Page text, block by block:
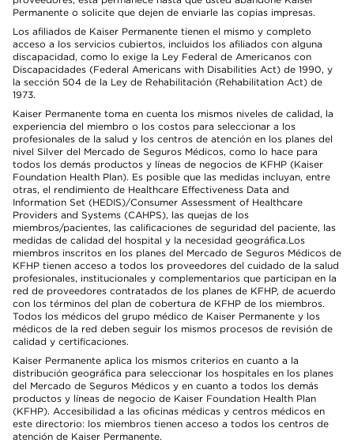
Permanente o solicite que dejen de enviarle las copias impresas.
Los afiliados de Kaiser Permanente tienen el mismo y completo
acceso a los servicios cubiertos, incluidos los afiliados con alguna
discapacidad, como lo exige la Ley Federal de Americanos con
Discapacidades (Federal Americans with Disabilities Act) de 1990, y
la sección 504 de la Ley de Rehabilitación (Rehabilitation Act) de
1973.
Kaiser Permanente toma en cuenta los mismos niveles de calidad, la
experiencia del miembro o los costos para seleccionar a los
profesionales de la salud y los centros de atención en los planes del
nivel Silver del Mercado de Seguros Médicos, como lo hace para
todos los demás productos y líneas de negocios de KFHP (Kaiser
Foundation Health Plan). Es posible que las medidas incluyan, entre
otras, el rendimiento de Healthcare Effectiveness Data and
Information Set (HEDIS)/Consumer Assessment of Healthcare
Providers and Systems (CAHPS), las quejas de los
miembros/pacientes, las calificaciones de seguridad del paciente, las
medidas de calidad del hospital y la necesidad geográfica.Los
miembros inscritos en los planes del Mercado de Seguros Médicos de
KFHP tienen acceso a todos los proveedores del cuidado de la salud
profesionales, institucionales y complementarios que participan en la
red de proveedores contratados de los planes de KFHP, de acuerdo
con los términos del plan de cobertura de KFHP de los miembros.
Todos los médicos del grupo médico de Kaiser Permanente y los
médicos de la red deben seguir los mismos procesos de revisión de
calidad y certificaciones.
Kaiser Permanente aplica los mismos criterios en cuanto a la
distribución geográfica para seleccionar los hospitales en los planes
del Mercado de Seguros Médicos y en cuanto a todos los demás
productos y líneas de negocio de Kaiser Foundation Health Plan
(KFHP). Accesibilidad a las oficinas médicas y centros médicos en
este directorio: los miembros tienen acceso a todos los centros de
atención de Kaiser Permanente.